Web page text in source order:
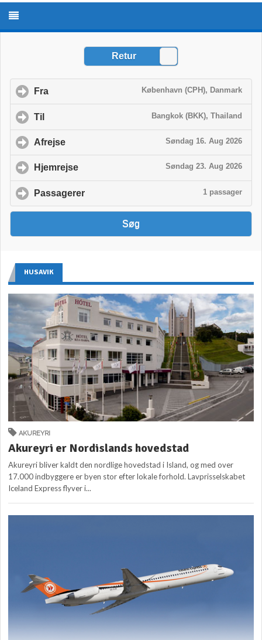
HUSAVIK
AKUREYRI
Akureyri er Nordislands hovedstad
Akureyri bliver kaldt den nordlige hovedstad i Island, og med over
17.000 indbyggere er byen stor efter lokale forhold. Lavprisselskabet
Iceland Express flyver i...